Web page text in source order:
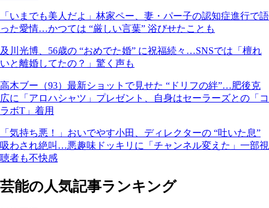
「いまでも美人だよ」林家ペー、妻・パー子の認知症進行で語
った愛情…かつては “厳しい言葉” 浴びせたことも
及川光博、56歳の “おめでた婚” に祝福続々…SNSでは「檀れ
いと離婚してたの？」驚く声も
高木ブー（93）最新ショットで見せた “ドリフの絆”…肥後克
広に「アロハシャツ」プレゼント、自身はセーラーズとの「コ
ラボT」着用
「気持ち悪！」おいでやす小田、ディレクターの “吐いた息”
吸わされ絶叫…悪趣味ドッキリに「チャンネル変えた」一部視
聴者も不快感
芸能の人気記事ランキング